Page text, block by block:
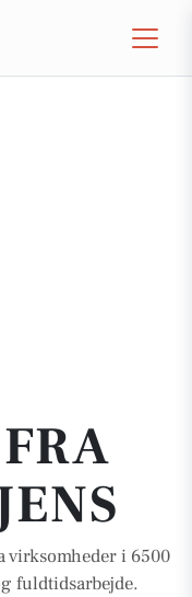
virksomheder i 6500
fuldtidsarbejde.